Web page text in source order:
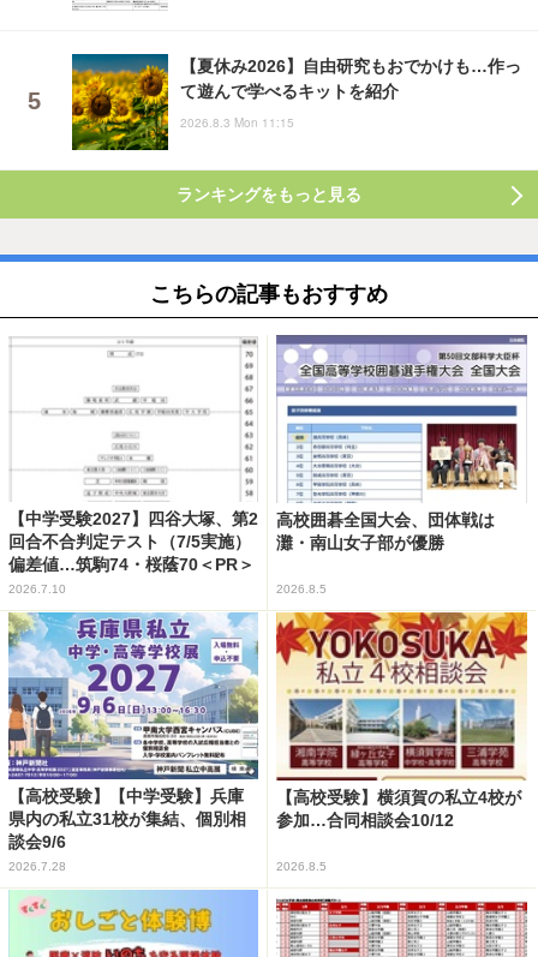
【夏休み2026】自由研究もおでかけも…作っ
て遊んで学べるキットを紹介
2026.8.3 Mon 11:15
ランキングをもっと見る
こちらの記事もおすすめ
【中学受験2027】四谷大塚、第2
回合不合判定テスト（7/5実施）
偏差値…筑駒74・桜蔭70＜PR＞
2026.7.10
高校囲碁全国大会、団体戦は
灘・南山女子部が優勝
2026.8.5
【高校受験】【中学受験】兵庫
県内の私立31校が集結、個別相
談会9/6
2026.7.28
【高校受験】横須賀の私立4校が
参加…合同相談会10/12
2026.8.5